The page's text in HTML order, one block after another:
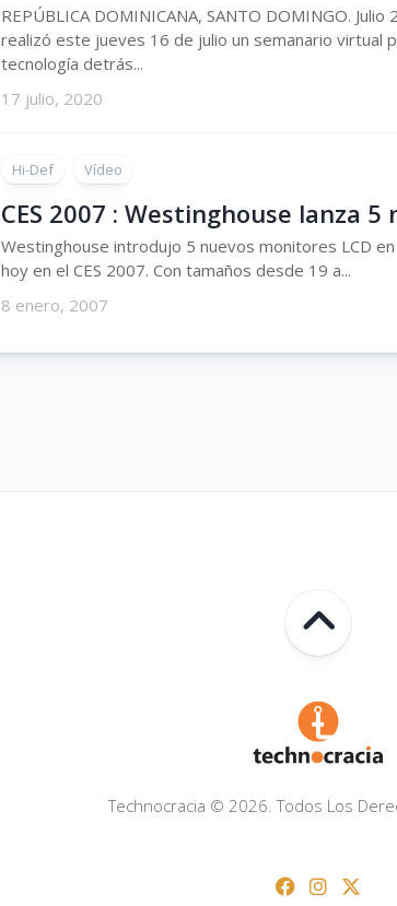
REPÚBLICA DOMINICANA, SANTO DOMINGO.
realizó este jueves 16 de julio un semanario virtual
tecnología detrás...
17 julio, 2020
Hi-Def Vídeo
CES 2007 : Westinghouse lanza 5
Westinghouse introdujo 5 nuevos monitores LCD
hoy en el CES 2007. Con tamaños desde 19 a...
8 enero, 2007
Technocracia © 2026. Todos Los